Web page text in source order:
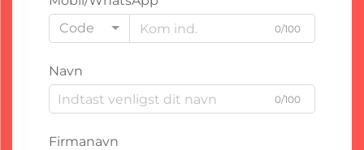
Code
0/100
Navn
0/100
Firmanavn